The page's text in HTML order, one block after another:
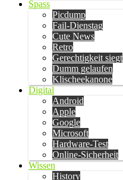
Spass
Picdump
Fail-Dienstag
Cute News
Retro
Gerechtigkeit siegt
Dumm gelaufen
Klischeekanone
Digital
Android
Apple
Google
Microsoft
Hardware-Test
Online-Sicherheit
Wissen
History